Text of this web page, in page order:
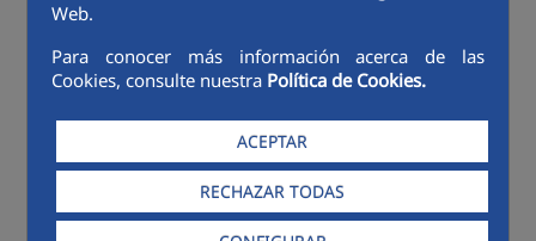
Web.
Para conocer más información acerca de las
Cookies, consulte nuestra Política de Cookies.
ACEPTAR
RECHAZAR TODAS